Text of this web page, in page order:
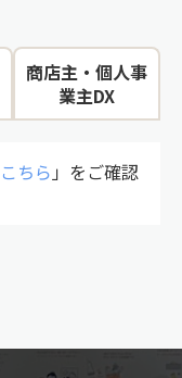
商店主・個人事
業主DX
こちら 」をご確認